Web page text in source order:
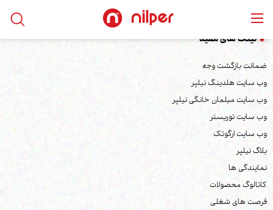
لینک های مفید
ضمانت بازگشت وجه
وب سایت هلدینگ نیلپر
وب سایت مبلمان خانگی نیلپر
وب سایت توریستر
وب سایت ارگوتک
بلاگ نیلپر
نمایندگی ها
کاتالوگ محصولات
فرصت های شغلی